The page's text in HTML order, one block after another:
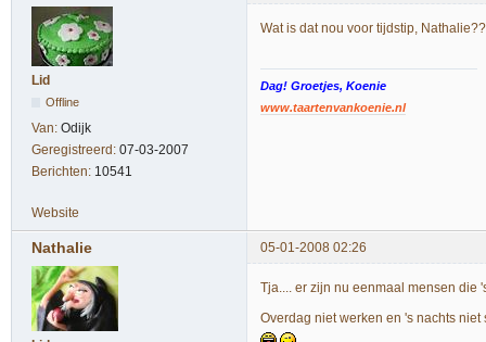
Lid
Offline
Van: Odijk
Geregistreerd: 07-03-2007
Berichten: 10541
Wat is dat nou voor tijdstip,
Dag! Groetjes, Koenie
www.taartenvankoenie.nl
Website
Nathalie 05-01-2008 02:26
Tja.... er zijn nu eenmaal mensen die
Overdag niet werken en 's nachts